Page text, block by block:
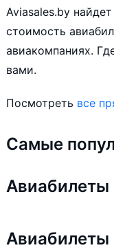
Aviasales.by
стоимость
авиакомпаниях.
вами.
Посмотреть все
Самые
Авиабилеты